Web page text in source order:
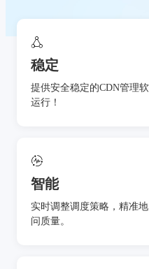
稳定
提供安全稳定的CDN管理
运行！
智能
实时调整调度策略，精准
问质量。